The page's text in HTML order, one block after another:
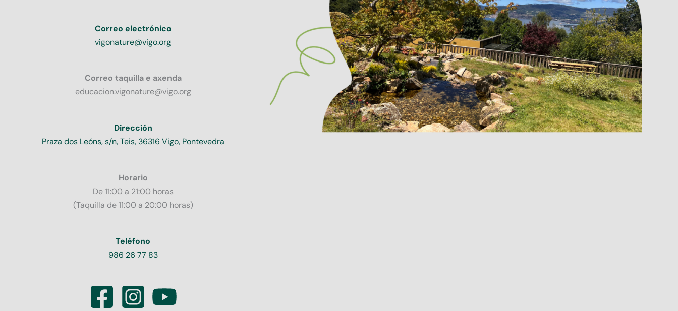
Correo electrónico
vigonature@vigo.org
Correo taquilla e axenda
educacion.vigonature@vigo.org
Dirección
Praza dos Leóns, s/n, Teis, 36316 Vigo, Pontevedra
Horario
De 11:00 a 21:00 horas
(Taquilla de 11:00 a 20:00 horas)
Teléfono
986 26 77 83